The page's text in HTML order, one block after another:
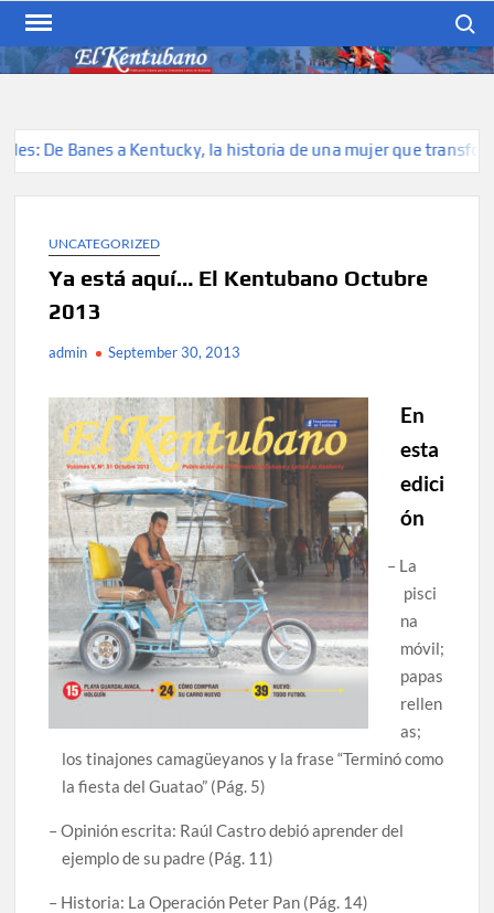
Skip
content
hispana de Kentucky
De Banes a Kentucky, la historia de una mujer que transforma
UNCATEGORIZED
Ya está aquí… El Kentubano Octubre
2013
admin September 30, 2013
En
esta
edici
ón
– La
pisci
na
móvil;
papas
rellen
as;
los tinajones camagüeyanos y la frase “Terminó como
la fiesta del Guatao” (Pág. 5)
– Opinión escrita: Raúl Castro debió aprender del
ejemplo de su padre (Pág. 11)
– Historia: La Operación Peter Pan (Pág. 14)